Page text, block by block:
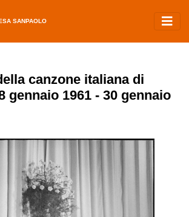
SANPAOLO
canzone italiana di
gennaio 1961 - 30 gennaio